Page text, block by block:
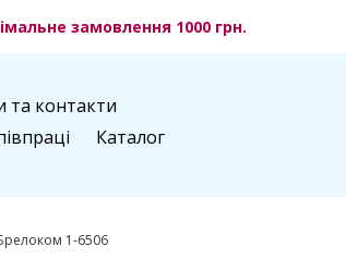
замовлення 1000 грн.
та контакти
Каталог
1-6506